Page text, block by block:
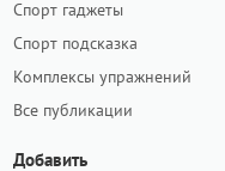
Спорт гаджеты
Спорт подсказка
Комплексы упражнений
Все публикации
Добавить